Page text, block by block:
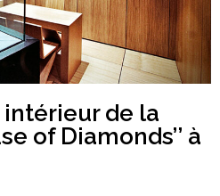
de la
of Diamonds’’ à